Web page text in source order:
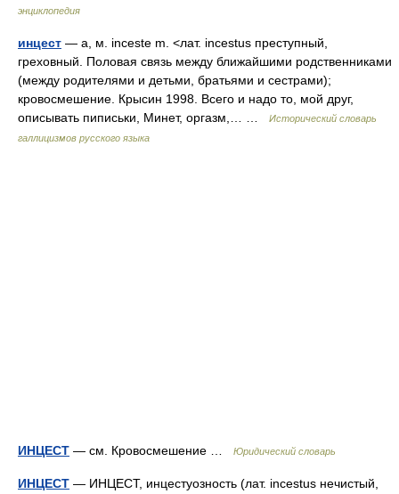
энциклопедия
инцест — а, м. inceste m. <лат. incestus преступный,
греховный. Половая связь между ближайшими родственниками
(между родителями и детьми, братьями и сестрами);
кровосмешение. Крысин 1998. Всего и надо то, мой друг,
описывать пиписьки, Минет, оргазм,… …
Исторический словарь
галлицизмов русского языка
ИНЦЕСТ — см. Кровосмешение … Юридический словарь
ИНЦЕСТ — ИНЦЕСТ, инцестуозность (лат. incestus нечистый,